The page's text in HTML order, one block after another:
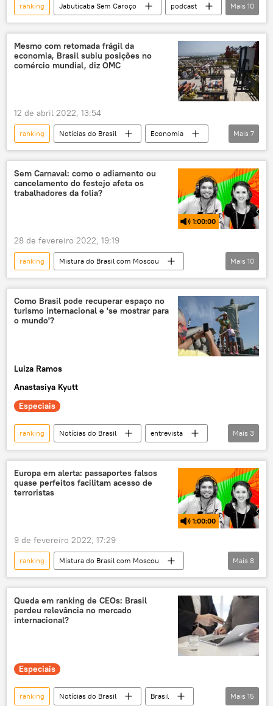
multipolaridade
Sul Global
ranking Jabuticaba Sem Caroço
podcast
Transparência Internacional
índices
pesquisa
corrupção
rádio
Dias Toffoli
Mais 10
Mesmo com retomada frágil da
economia, Brasil subiu posições no
comércio mundial, diz OMC
12 de abril 2022, 13:54
ranking Notícias do Brasil
Economia
OMC
exportação
importação
comércio mundial
Rússia
Ucrânia
China
Mais 7
Sem Carnaval: como o adiamento ou
cancelamento do festejo afeta os
trabalhadores da folia?
1:00:00
28 de fevereiro 2022, 19:19
ranking
Mistura do Brasil com Moscou
Brasil
Rússia
Portugal
curiosidades
Carnaval
bizarro
YouTube
Moscou
Ucrânia
Mais 10
Como Brasil pode recuperar espaço no
turismo internacional e 'se mostrar para
o mundo'?
Luiza Ramos
Anastasiya Kyutt
Especiais
ranking Notícias do Brasil
entrevista
turismo
Brasil exclusiva
Mais 3
Europa em alerta: passaportes falsos
quase perfeitos facilitam acesso de
terroristas
1:00:00
9 de fevereiro 2022, 17:29
ranking
Mistura do Brasil com Moscou
YouTube
Israel
Portugal
passaportes
Chile
Jair Bolsonaro
imigrantes
Síria
Mais 8
Queda em ranking de CEOs: Brasil
perdeu relevância no mercado
internacional?
Especiais
ranking Notícias do Brasil Brasil Mais 15